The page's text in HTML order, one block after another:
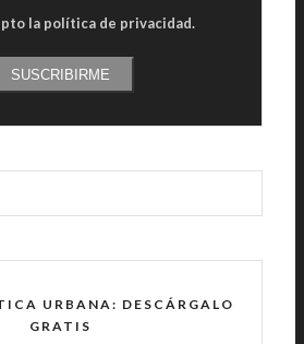
la política de privacidad.
SUSCRIBIRME
URBANA: DESCÁRGALO
GRATIS